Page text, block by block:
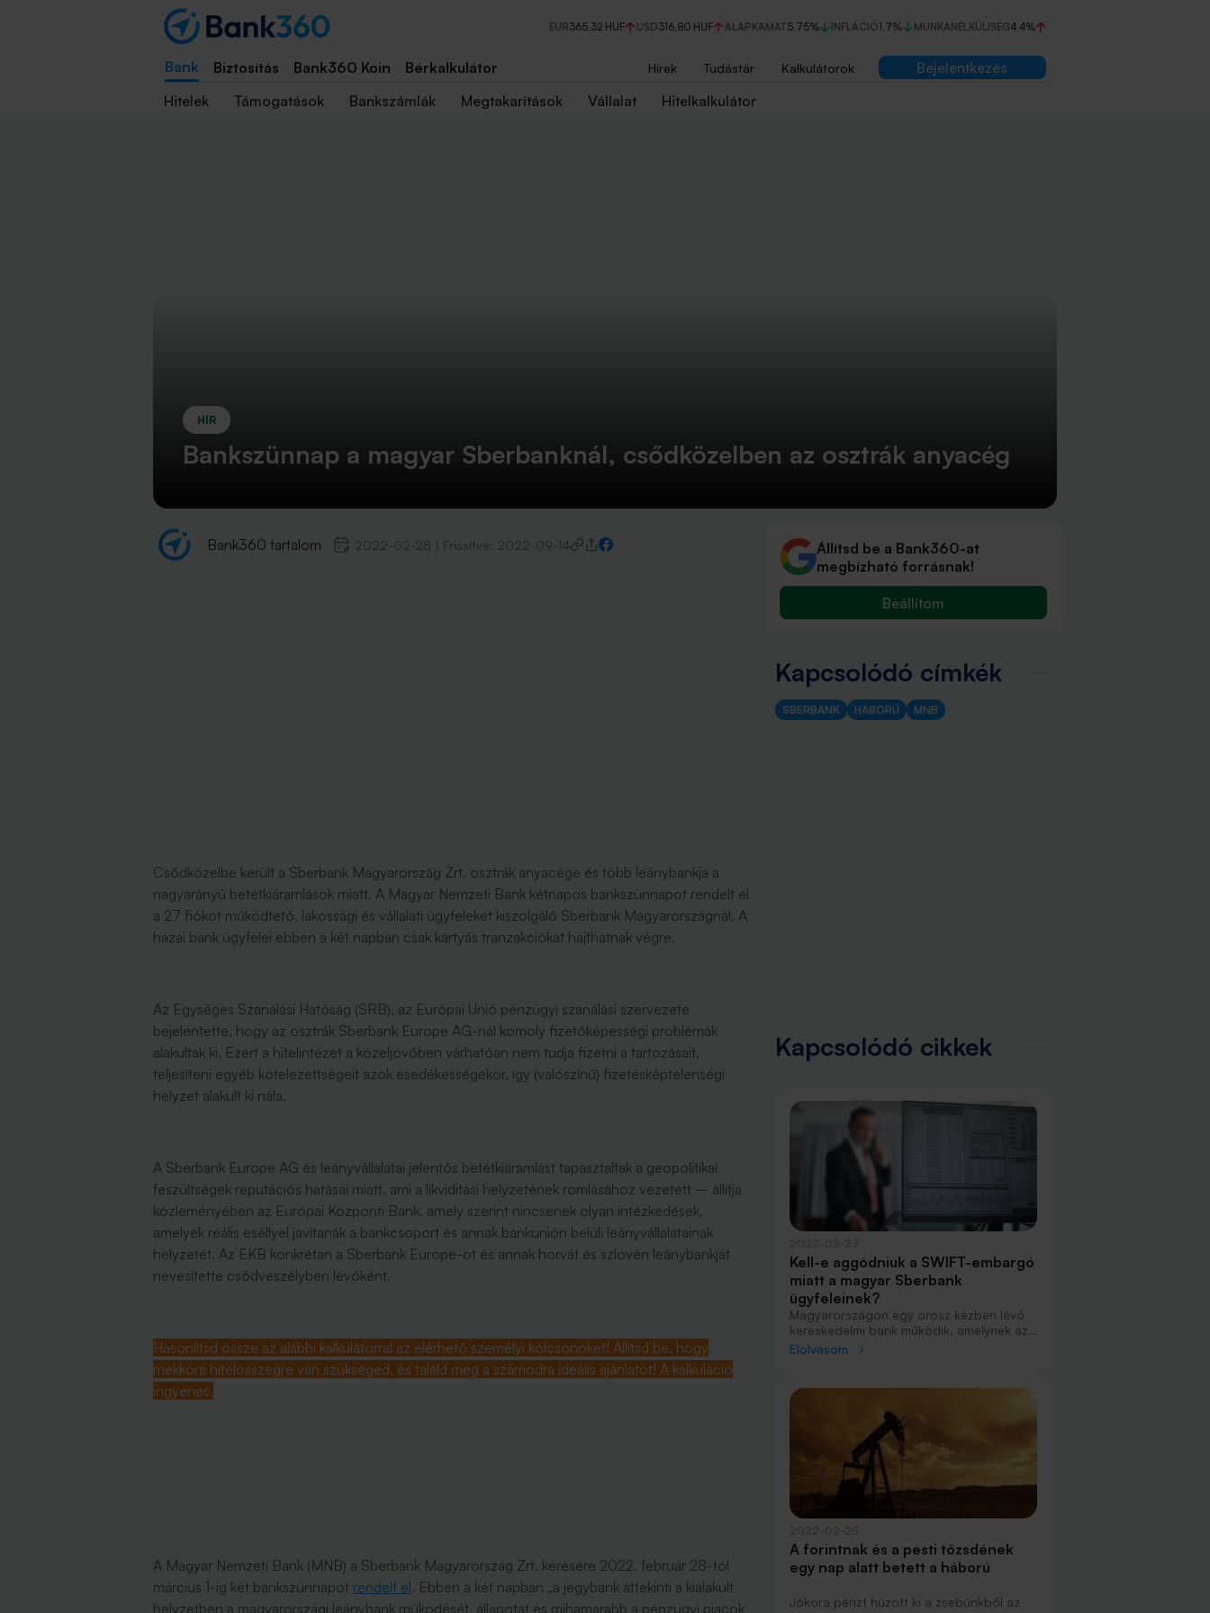
EUR365,32 HUF USD316,80 HUF ALAPKAMAT5,75% INFLÁCIÓ1,7% MUNKANÉLKÜLISÉG4,4%
Bank Biztosítás Bank360 Koin Bérkalkulátor Hírek Tudástár Kalkulátorok
Bejelentkezés
Hitelek
Támogatások Bankszámlák Megtakarítások Vállalat Hitelkalkulátor
HÍR
Bankszünnap a magyar Sberbanknál, csődközelben az osztrák anyacég
Bank360 tartalom 2022-02-28 Frissítve: 2022-09-14
Csődközelbe került a Sberbank Magyarország Zrt. osztrák anyacége és több leánybankja a
nagyarányú betétkiáramlások miatt. A Magyar Nemzeti Bank kétnapos bankszünnapot rendelt el
a 27 fiókot működtető, lakossági és vállalati ügyfeleket kiszolgáló Sberbank Magyarországnál. A
hazai bank ügyfelei ebben a két napban csak kártyás tranzakciókat hajthatnak végre.
Az Egységes Szanálási Hatóság (SRB), az Európai Unió pénzügyi szanálási szervezete
bejelentette, hogy az osztrák Sberbank Europe AG-nál komoly fizetőképességi problémák
alakultak ki. Ezért a hitelintézet a közeljövőben várhatóan nem tudja fizetni a tartozásait,
teljesíteni egyéb kötelezettségeit azok esedékességekor, így (valószínű) fizetésképtelenségi
helyzet alakult ki nála.
A Sberbank Europe AG és leányvállalatai jelentős betétkiáramlást tapasztaltak a geopolitikai
feszültségek reputációs hatásai miatt, ami a likviditási helyzetének romlásához vezetett – állítja
közleményében az Európai Központi Bank, amely szerint nincsenek olyan intézkedések,
amelyek reális eséllyel javítanák a bankcsoport és annak bankunión belüli leányvállalatainak
helyzetét. Az EKB konkrétan a Sberbank Europe-ot és annak horvát és szlovén leánybankját
nevesítette csődveszélyben lévőként.
Hasonlítsd össze az alábbi kalkulátorral az elérhető személyi kölcsönöket! Állítsd be, hogy
mekkora hitelösszegre van szükséged, és találd meg a számodra ideális ajánlatot! A kalkuláció
ingyenes.
A Magyar Nemzeti Bank (MNB) a Sberbank Magyarország Zrt. kérésére 2022. február 28-tól
március 1-ig két bankszünnapot rendelt el. Ebben a két napban „a jegybank áttekinti a kialakult
helyzetben a magyarországi leánybank működését, állapotát és mihamarabb a pénzügyi piacok
Állítsd be a Bank360-at
megbízható forrásnak!
Beállítom
Kapcsolódó címkék
SBERBANK HÁBORÚ MNB
Kapcsolódó cikkek
Kell-e aggódniuk a SWIFT-embargó
miatt a magyar Sberbank
ügyfeleinek?
Magyarországon egy orosz kézben lévő
kereskedelmi bank működik, amelynek az
ügyfelei aligha most élik a legnyugodtabb
számukra az Oroszország elleni szankciók
SWIFT-embargó.
Elolvasom
A forintnak és a pesti tőzsdének
egy nap alatt betett a háború
Jókora pénzt húzott ki a zsebünkből az